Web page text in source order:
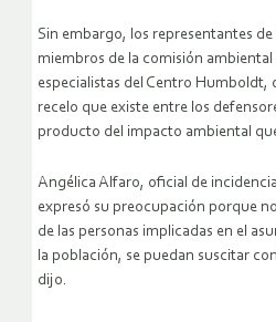
Sin embargo, los representantes
miembros de la comisión
especialistas del Centro Humboldt,
recelo que existe entre los
producto del impacto ambiental
Angélica Alfaro, oficial de
expresó su preocupación porque
de las personas implicadas en el
la población, se puedan suscitar
dijo.